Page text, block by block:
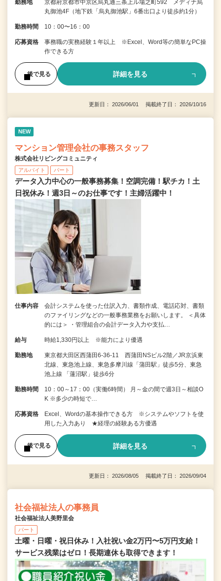
勤務地
京都府京都市中京区烏丸通三条上ル場之町592 メディナ烏
丸御池4F（地下鉄「烏丸御池駅」6番出口より徒歩約1分）
勤務時間 10：00〜16：00
応募資格
事務職の実務経験１年以上 ※Excel、Word等の簡単なPC操
作できる方
後で見る 詳細を見る
更新日： 2026/06/01 掲載終了日： 2026/10/16
NEW
マンション管理会社の事務スタッフ
株式会社リビングコミュニティ
アルバイト パート
データ入力中心の一般事務募集！空調完備！駅チカ！土
日祝休み！週3日～のお仕事です！主婦活躍中！
仕事内容
会計システムを使った仕訳入力、書類作成、電話応対、書類
のファイリングなどの一般事務業務をお願いします。 ＜具体
的には＞ ・管理組合の会計データ入力や支払…
給与 時給1,330円以上 ※能力により優遇
勤務地
東京都大田区西蒲田6-36-11 西蒲田NSビル2階／JR京浜東
北線、東急池上線、東急多摩川線「蒲田駅」徒歩5分、東急
池上線 「蓮沼駅」徒歩6分
勤務時間
10：00～17：00（実働6時間） 月～金の間で週3日～相談O
K ※多少の時短で…
応募資格
Excel、Wordの基本操作できる方 ※システムやソフトを使
用した入力あり ★経理の経験ある方優遇
後で見る 詳細を見る
更新日： 2026/08/05 掲載終了日： 2026/09/04
社会福祉法人の事務員
社会福祉法人美野里会
パート
土曜・日曜・祝日休み！入社祝い金2万円〜5万円支給！
サービス残業はゼロ！長期連休も取得できます！